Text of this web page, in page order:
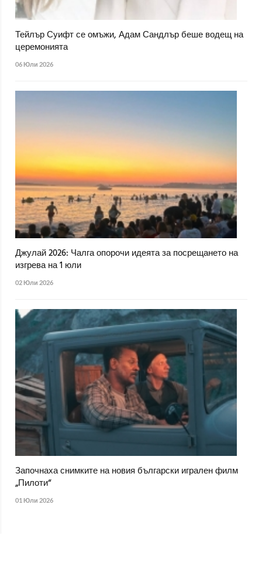
Тейлър Суифт се омъжи, Адам Сандлър беше водещ на
церемонията
06 Юли 2026
Джулай 2026: Чалга опорочи идеята за посрещането на
изгрева на 1 юли
02 Юли 2026
Започнаха снимките на новия български игрален филм
„Пилоти“
01 Юли 2026